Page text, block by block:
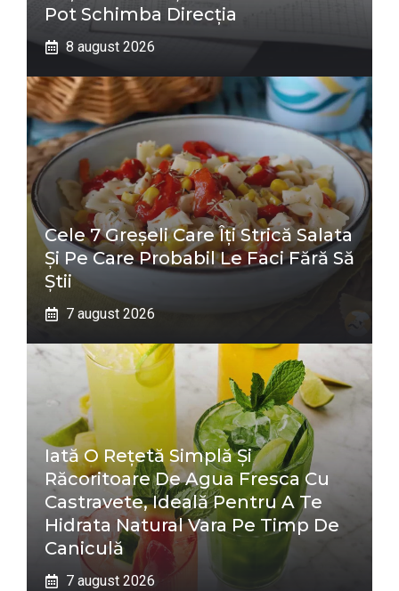
Pot Schimba Direcția
8 august 2026
Cele 7 Greșeli Care Îți Strică Salata
Și Pe Care Probabil Le Faci Fără Să
Știi
7 august 2026
Iată O Rețetă Simplă Și
Răcoritoare De Agua Fresca Cu
Castravete, Ideală Pentru A Te
Hidrata Natural Vara Pe Timp De
Caniculă
7 august 2026